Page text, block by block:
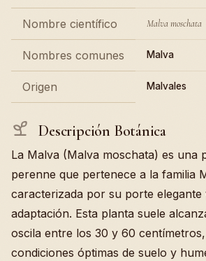
Nombre científico Malva moschata
Nombres comunes Malva
Origen Malvales
Descripción Botánica
La Malva (Malva moschata) es una
perenne que pertenece a la familia
caracterizada por su porte elegante
adaptación. Esta planta suele
oscila entre los 30 y 60
condiciones óptimas de suelo y